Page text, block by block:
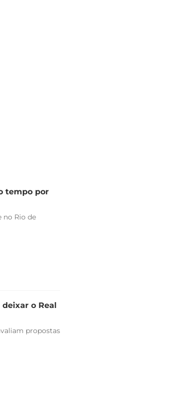
tempo por
no Rio de
o Real
propostas